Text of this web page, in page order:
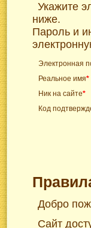
Укажите
ниже.
Пароль и
Электронная
Реальное имя*
Ник на сайте*
Код
Добро
Сайт